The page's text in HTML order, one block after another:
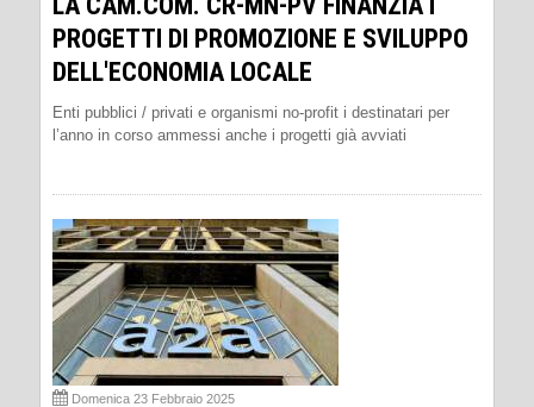
PROGETTI DI PROMOZIONE E SVILUPPO
DELL'ECONOMIA LOCALE
Enti pubblici / privati e organismi no-profit i destinatari per
l’anno in corso ammessi anche i progetti già avviati
Domenica 23 Febbraio 2025